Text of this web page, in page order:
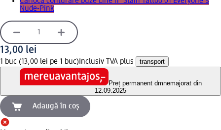
Nude-Pink
13,00 lei
1 buc (13,00 lei pe 1 buc) Inclusiv TVA plus transport
Preț permanent dmnemajorat din
12.09.2025
Adaugă în coș